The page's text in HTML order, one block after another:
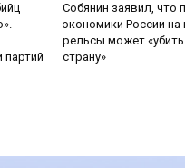
Собянин заявил, что
экономики России
рельсы может
страну»